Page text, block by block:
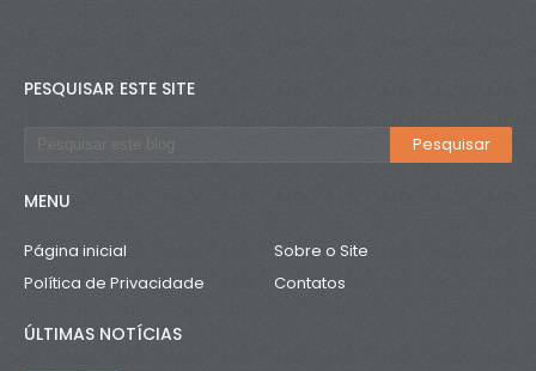
PESQUISAR ESTE SITE
MENU
Página inicial
Sobre o Site
Política de Privacidade
Contatos
ÚLTIMAS NOTÍCIAS